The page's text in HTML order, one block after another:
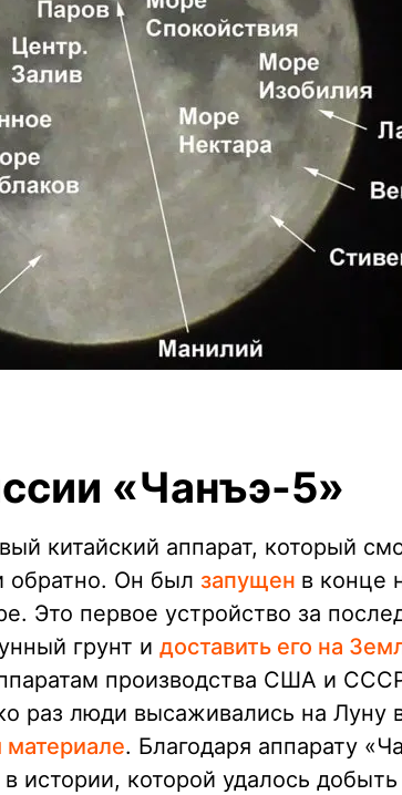
«Чанъэ-5»
китайский аппарат, который
обратно. Он был запущен в конце
Это первое устройство за
грунт и доставить его на
производства США и
раз люди высаживались на Луну
материале. Благодаря аппарату
истории, которой удалось